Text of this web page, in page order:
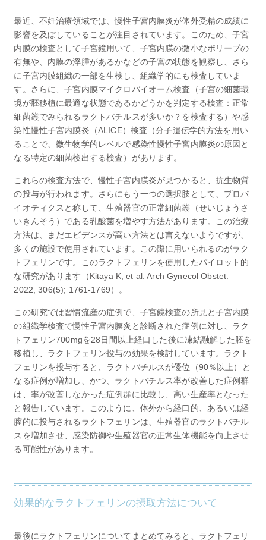
最近、不妊治療領域では、慢性子宮内膜炎が体外受精の成績に
影響を及ぼしていることが注目されています。このため、子宮
内膜の検査として子宮鏡用いて、子宮内膜の微小なポリープの
有無や、内膜の浮腫があるかなどの子宮の状態を観察し、さら
に子宮内膜組織の一部を生検し、組織学的にも検査していま
す。さらに、子宮内膜マイクロバイオーム検査（子宮の細菌環
境が胚移植に最適な状態であるかどうかを判定する検査：正常
細菌叢でみられるラクトバチルスが多いか？を検査する）や感
染性慢性子宮内膜炎（ALICE）検査（分子遺伝学的方法を用い
ることで、微生物学的レベルで感染性慢性子宮内膜炎の原因と
なる特定の細菌検出する検査）があります。
これらの検査方法で、慢性子宮内膜炎が見つかると、抗生物質
の投与が行われます。さらにもう一つの選択肢として、プロバ
イオティクスと称して、生殖器官の正常細菌叢（せいじょうさ
いきんそう）である乳酸菌を増やす方法があります。この治療
方法は、まだエビデンスが高い方法とは言えないようですが、
多くの施設で使用されています。この際に用いられるのがラク
トフェリンです。このラクトフェリンを使用したパイロット的
な研究があります（Kitaya K, et al. Arch Gynecol Obstet.
2022, 306(5); 1761-1769）。
この研究では習慣流産の症例で、子宮鏡検査の所見と子宮内膜
の組織学検査で慢性子宮内膜炎と診断された症例に対し、ラク
トフェリン700mgを28日間以上経口した後に凍結融解した胚を
移植し、ラクトフェリン投与の効果を検討しています。ラクト
フェリンを投与すると、ラクトバチルスが優位（90％以上）と
なる症例が増加し、かつ、ラクトバチルス率が改善した症例群
は、率が改善しなかった症例群に比較し、高い生産率となった
と報告しています。このように、体外から経口的、あるいは経
膣的に投与されるラクトフェリンは、生殖器官のラクトバチル
スを増加させ、感染防御や生殖器官の正常生体機能を向上させ
る可能性があります。
効果的なラクトフェリンの摂取方法について
最後にラクトフェリンについてまとめてみると、ラクトフェリ